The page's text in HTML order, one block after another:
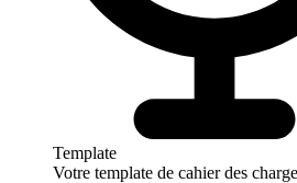
Template
Votre template de cahier des